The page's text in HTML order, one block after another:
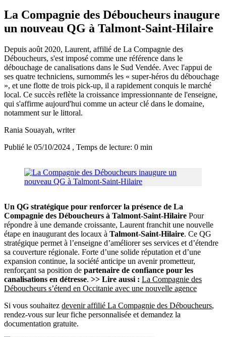
La Compagnie des Déboucheurs inaugure
un nouveau QG à Talmont-Saint-Hilaire
Depuis août 2020, Laurent, affilié de La Compagnie des
Déboucheurs, s'est imposé comme une référence dans le
débouchage de canalisations dans le Sud Vendée. Avec l'appui de
ses quatre techniciens, surnommés les « super-héros du débouchage
», et une flotte de trois pick-up, il a rapidement conquis le marché
local. Ce succès reflète la croissance impressionnante de l'enseigne,
qui s'affirme aujourd'hui comme un acteur clé dans le domaine,
notamment sur le littoral.
Rania Souayah, writer
Publié le 05/10/2024 , Temps de lecture: 0 min
Un QG stratégique pour renforcer la présence de La
Compagnie des Déboucheurs à Talmont-Saint-Hilaire Pour
répondre à une demande croissante, Laurent franchit une nouvelle
étape en inaugurant des locaux à Talmont-Saint-Hilaire. Ce QG
stratégique permet à l’enseigne d’améliorer ses services et d’étendre
sa couverture régionale. Forte d’une solide réputation et d’une
expansion continue, la société anticipe un avenir prometteur,
renforçant sa position de partenaire de confiance pour les
canalisations en détresse. >> Lire aussi : La Compagnie des
Déboucheurs s’étend en Occitanie avec une nouvelle agence
Si vous souhaitez devenir affilié La Compagnie des Déboucheurs,
rendez-vous sur leur fiche personnalisée et demandez la
documentation gratuite.